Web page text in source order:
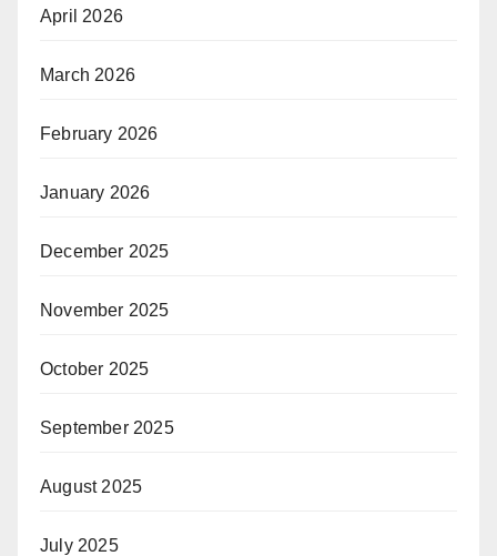
April 2026
March 2026
February 2026
January 2026
December 2025
November 2025
October 2025
September 2025
August 2025
July 2025